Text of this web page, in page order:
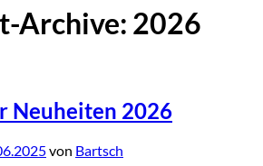
Archive: 2026
Neuheiten 2026
von Bartsch